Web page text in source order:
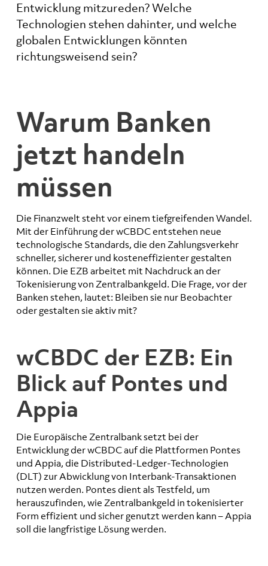
Entwicklung mitzureden? Welche
Technologien stehen dahinter, und welche
globalen Entwicklungen könnten
richtungsweisend sein?
Warum Banken
jetzt handeln
müssen
Die Finanzwelt steht vor einem tiefgreifenden Wandel.
Mit der Einführung der wCBDC entstehen neue
technologische Standards, die den Zahlungsverkehr
schneller, sicherer und kosteneffizienter gestalten
können. Die EZB arbeitet mit Nachdruck an der
Tokenisierung von Zentralbankgeld. Die Frage, vor der
Banken stehen, lautet: Bleiben sie nur Beobachter
oder gestalten sie aktiv mit?
wCBDC der EZB: Ein
Blick auf Pontes und
Appia
Die Europäische Zentralbank setzt bei der
Entwicklung der wCBDC auf die Plattformen Pontes
und Appia, die Distributed-Ledger-Technologien
(DLT) zur Abwicklung von Interbank-Transaktionen
nutzen werden. Pontes dient als Testfeld, um
herauszufinden, wie Zentralbankgeld in tokenisierter
Form effizient und sicher genutzt werden kann – Appia
soll die langfristige Lösung werden.